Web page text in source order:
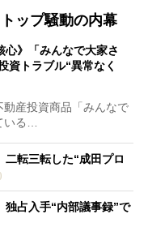
ップ騒動の内幕
心》「みんなで大家さ
資トラブル“異常なく
産投資商品「みんなで
いる…
二転三転した“成田プロ
独占入手“内部議事録”で